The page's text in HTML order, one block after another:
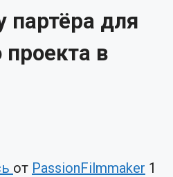
партёра для
проекта в
от PassionFilmmaker 1